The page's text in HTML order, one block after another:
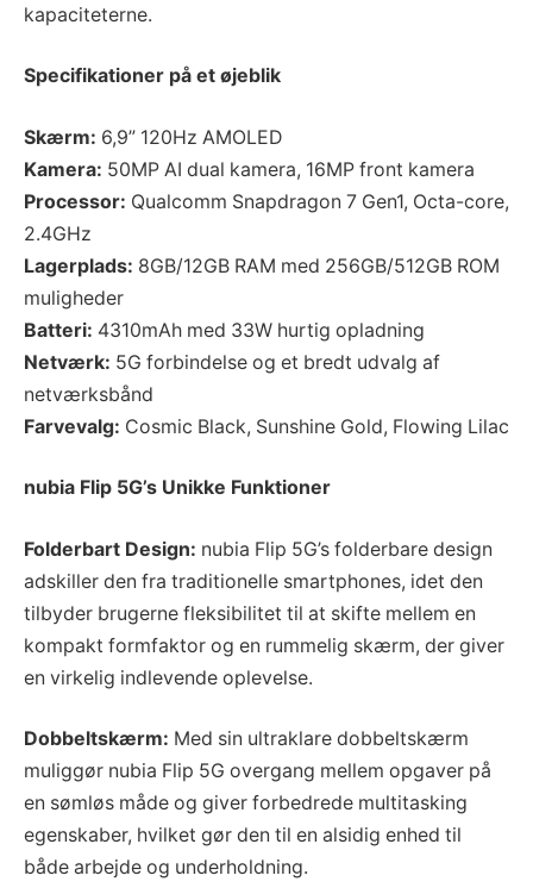
kapaciteterne.
Specifikationer på et øjeblik
Skærm: 6,9” 120Hz AMOLED
Kamera: 50MP AI dual kamera, 16MP front kamera
Processor: Qualcomm Snapdragon 7 Gen1, Octa-core,
2.4GHz
Lagerplads: 8GB/12GB RAM med 256GB/512GB ROM
muligheder
Batteri: 4310mAh med 33W hurtig opladning
Netværk: 5G forbindelse og et bredt udvalg af
netværksbånd
Farvevalg: Cosmic Black, Sunshine Gold, Flowing Lilac
nubia Flip 5G’s Unikke Funktioner
Folderbart Design: nubia Flip 5G’s folderbare design
adskiller den fra traditionelle smartphones, idet den
tilbyder brugerne fleksibilitet til at skifte mellem en
kompakt formfaktor og en rummelig skærm, der giver
en virkelig indlevende oplevelse.
Dobbeltskærm: Med sin ultraklare dobbeltskærm
muliggør nubia Flip 5G overgang mellem opgaver på
en sømløs måde og giver forbedrede multitasking
egenskaber, hvilket gør den til en alsidig enhed til
både arbejde og underholdning.